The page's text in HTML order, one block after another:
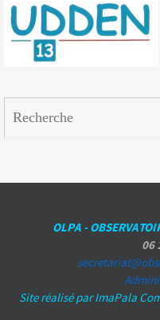
OLPA -
06
Site réalisé par ImaPala